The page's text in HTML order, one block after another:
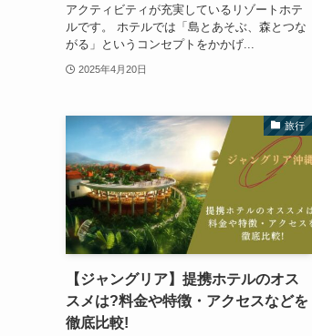
アクティビティが充実しているリゾートホテ
ルです。 ホテルでは「島とあそぶ、森とつな
がる」というコンセプトをかかげ...
2025年4月20日
旅行
【ジャングリア】提携ホテルのオス
スメは?料金や特徴・アクセスなどを
徹底比較!